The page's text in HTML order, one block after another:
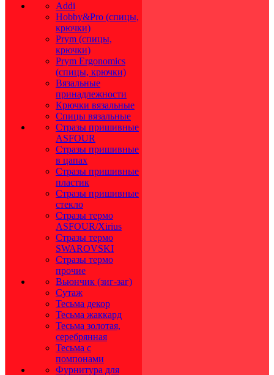
Addi
Hobby&Pro (спицы,
крючки)
Prym (спицы,
крючки)
Prym Ergonomics
(спицы, крючки)
Вязальные
принадлежности
Крючки вязальные
Спицы вязальные
Стразы пришивные
ASFOUR
Стразы пришивные
в цапах
Стразы пришивные
пластик
Стразы пришивные
стекло
Стразы термо
ASFOUR/Xirius
Стразы термо
SWAROVSKI
Стразы термо
прочие
Вьюнчик (зиг-заг)
Сутаж
Тесьма декор
Тесьма жаккард
Тесьма золотая,
серебрянная
Тесьма с
помпонами
Фурнитура для